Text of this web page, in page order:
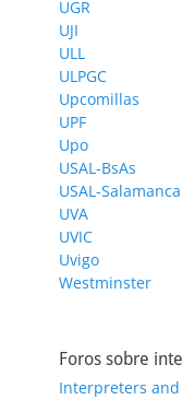
UGR
UJI
ULL
ULPGC
Upcomillas
UPF
Upo
USAL-BsAs
USAL-Salamanca
UVA
UVIC
Uvigo
Westminster
Foros sobre
Interpreters